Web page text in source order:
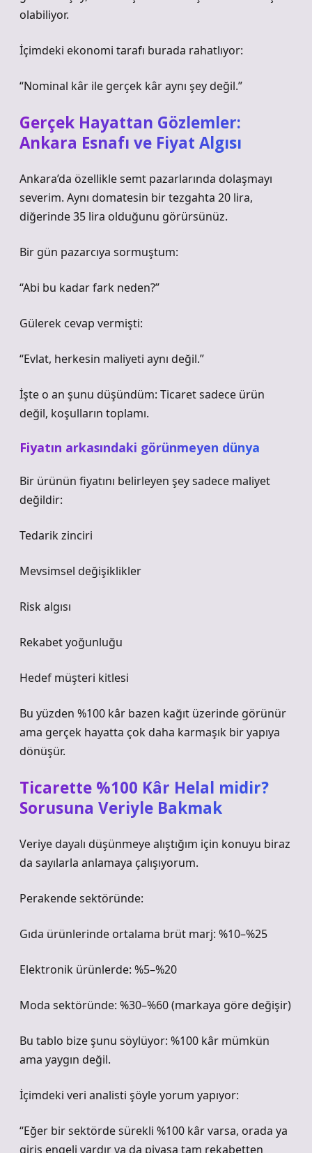
olabiliyor.
İçimdeki ekonomi tarafı burada rahatlıyor:
“Nominal kâr ile gerçek kâr aynı şey değil.”
Gerçek Hayattan Gözlemler:
Ankara Esnafı ve Fiyat Algısı
Ankara’da özellikle semt pazarlarında dolaşmayı
severim. Aynı domatesin bir tezgahta 20 lira,
diğerinde 35 lira olduğunu görürsünüz.
Bir gün pazarcıya sormuştum:
“Abi bu kadar fark neden?”
Gülerek cevap vermişti:
“Evlat, herkesin maliyeti aynı değil.”
İşte o an şunu düşündüm: Ticaret sadece ürün
değil, koşulların toplamı.
Fiyatın arkasındaki görünmeyen dünya
Bir ürünün fiyatını belirleyen şey sadece maliyet
değildir:
Tedarik zinciri
Mevsimsel değişiklikler
Risk algısı
Rekabet yoğunluğu
Hedef müşteri kitlesi
Bu yüzden %100 kâr bazen kağıt üzerinde görünür
ama gerçek hayatta çok daha karmaşık bir yapıya
dönüşür.
Ticarette %100 Kâr Helal midir?
Sorusuna Veriyle Bakmak
Veriye dayalı düşünmeye alıştığım için konuyu biraz
da sayılarla anlamaya çalışıyorum.
Perakende sektöründe:
Gıda ürünlerinde ortalama brüt marj: %10–%25
Elektronik ürünlerde: %5–%20
Moda sektöründe: %30–%60 (markaya göre değişir)
Bu tablo bize şunu söylüyor: %100 kâr mümkün
ama yaygın değil.
İçimdeki veri analisti şöyle yorum yapıyor:
“Eğer bir sektörde sürekli %100 kâr varsa, orada ya
giriş engeli vardır ya da piyasa tam rekabetten